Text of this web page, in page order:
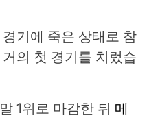
기에 죽은 상태로 참
의 첫 경기를 치렀습
1위로 마감한 뒤 메